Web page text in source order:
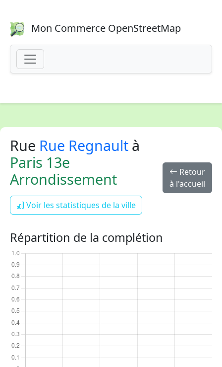
Mon Commerce OpenStreetMap
Rue Rue Regnault à
Paris 13e
Arrondissement
Voir les statistiques de la ville
Retour
à l'accueil
Répartition de la complétion